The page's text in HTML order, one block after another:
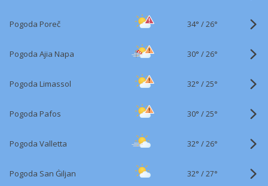
Pogoda Poreč 34° /26°
Pogoda Ajia Napa 30° /26°
Pogoda Limassol 32° /25°
Pogoda Pafos 30° /25°
Pogoda Valletta 32° /26°
Pogoda San Ġiljan 32° /27°